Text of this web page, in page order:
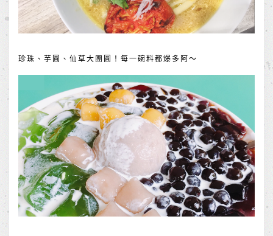
珍珠、芋圓、仙草大團圓！每一碗料都爆多阿～